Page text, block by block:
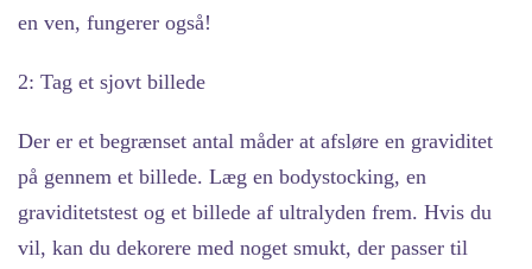
en ven, fungerer også!
2: Tag et sjovt billede
Der er et begrænset antal måder at afsløre en graviditet
på gennem et billede. Læg en bodystocking, en
graviditetstest og et billede af ultralyden frem. Hvis du
vil, kan du dekorere med noget smukt, der passer til